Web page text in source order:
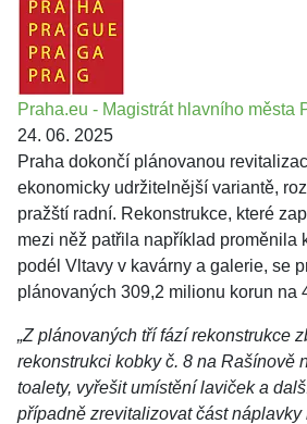
Praha.eu - Magistrát hlavního města
24. 06. 2025
Praha dokončí plánovanou
ekonomicky udržitelnější variantě,
pražští radní. Rekonstrukce, které
mezi něž patřila například proměnila
podél Vltavy v kavárny a galerie, se
plánovaných 309,2 milionu korun na
„Z plánovaných tří fází rekonstrukce
rekonstrukci kobky č. 8 na Rašínově
toalety, vyřešit umístění laviček a
případně zrevitalizovat část náplavky